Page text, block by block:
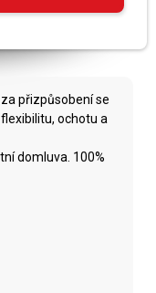
přizpůsobení se
ochotu a
domluva. 100%